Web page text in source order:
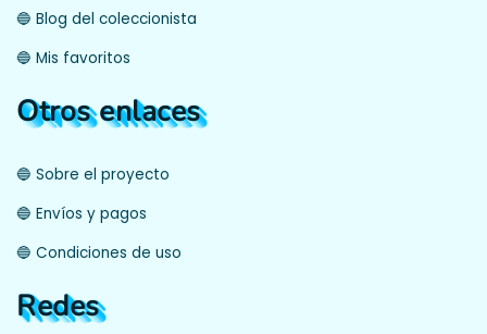
🔵 Blog del coleccionista
🔵 Mis favoritos
Otros enlaces
🔵 Sobre el proyecto
🔵 Envíos y pagos
🔵 Condiciones de uso
Redes